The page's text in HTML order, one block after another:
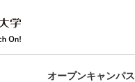
オープンキャンパス